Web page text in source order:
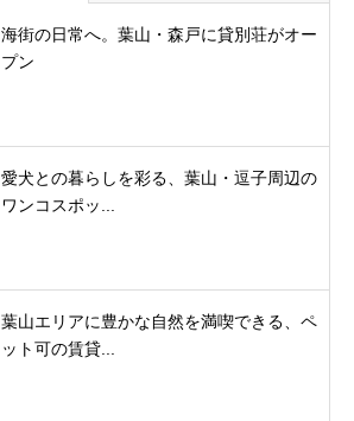
海街の日常へ。葉山・森戸に貸別荘がオー
プン
愛犬との暮らしを彩る、葉山・逗子周辺の
ワンコスポッ...
葉山エリアに豊かな自然を満喫できる、ペ
ット可の賃貸...